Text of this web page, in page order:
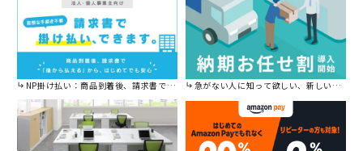
NP掛け払い：商品到着後、請求書で後から払えます。 急がない人に知って欲しい、新しい割引を始めました。